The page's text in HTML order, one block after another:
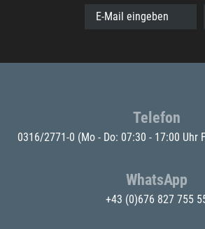
E-Mail eingeben
Telefon
0316/2771-0 (Mo - Do: 07:30 - 17:00 Uhr
WhatsApp
+43 (0)676 827 755